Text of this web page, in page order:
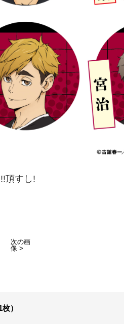
頂すし!
次の画
像 >
）